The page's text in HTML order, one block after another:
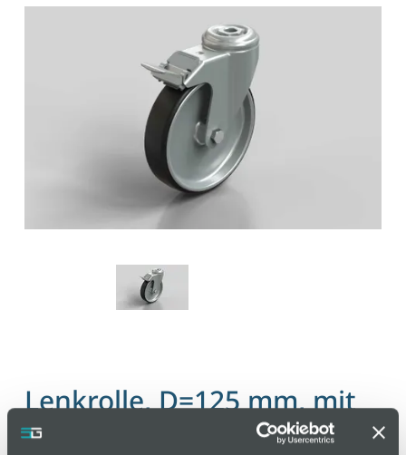
Lenkrolle, D=125 mm, mit
Feststeller, Kunststoff PA